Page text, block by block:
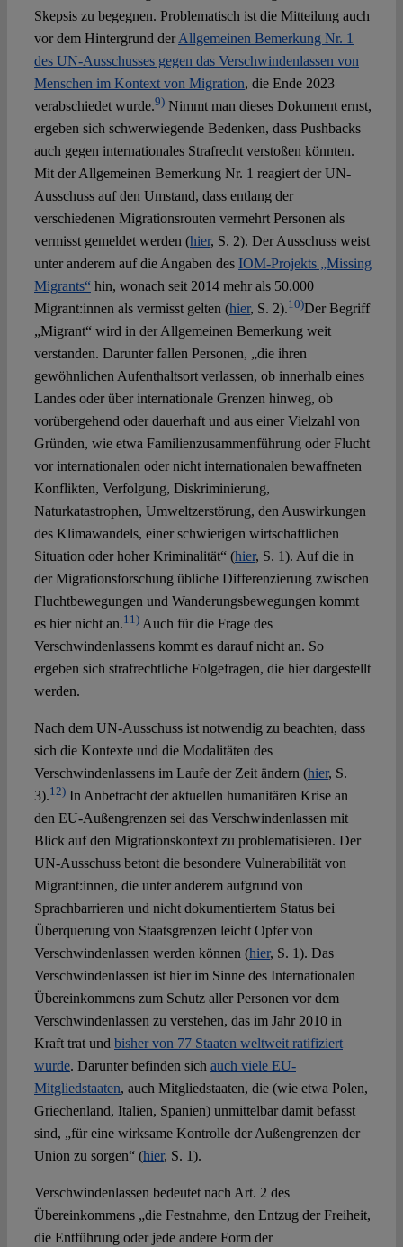
Skepsis zu begegnen. Problematisch ist die Mitteilung auch
vor dem Hintergrund derAllgemeinen Bemerkung Nr. 1
des UN-Ausschusses gegen das Verschwindenlassen von
Menschen im Kontext von Migration, die Ende 2023
verabschiedet wurde.9)Nimmt man dieses Dokument ernst,
ergeben sich schwerwiegende Bedenken, dass Pushbacks
auch gegen internationales Strafrecht verstoßen könnten.
Mit der Allgemeinen Bemerkung Nr. 1 reagiert der UN-
Ausschuss auf den Umstand, dass entlang der
verschiedenen Migrationsrouten vermehrt Personen als
vermisst gemeldet werden (hier, S. 2). Der Ausschuss weist
unter anderem auf die Angaben des IOM-Projekts „Missing
Migrants“hin, wonach seit 2014 mehr als 50.000
Migrant:innen als vermisst gelten (hier, S. 2).10)Der Begriff
„Migrant“ wird in der Allgemeinen Bemerkung weit
verstanden. Darunter fallen Personen, „die ihren
gewöhnlichen Aufenthaltsort verlassen, ob innerhalb eines
Landes oder über internationale Grenzen hinweg, ob
vorübergehend oder dauerhaft und aus einer Vielzahl von
Gründen, wie etwa Familienzusammenführung oder Flucht
vor internationalen oder nicht internationalen bewaffneten
Konflikten, Verfolgung, Diskriminierung,
Naturkatastrophen, Umweltzerstörung, den Auswirkungen
des Klimawandels, einer schwierigen wirtschaftlichen
Situation oder hoher Kriminalität“ (hier, S. 1). Auf die in
der Migrationsforschung übliche Differenzierung zwischen
Fluchtbewegungen und Wanderungsbewegungen kommt
es hier nicht an.11)Auch für die Frage des
Verschwindenlassens kommt es darauf nicht an. So
ergeben sich strafrechtliche Folgefragen, die hier dargestellt
werden.
Nach dem UN-Ausschuss ist notwendig zu beachten, dass
sich die Kontexte und die Modalitäten des
Verschwindenlassens im Laufe der Zeit ändern (hier, S.
3).12)In Anbetracht der aktuellen humanitären Krise an
den EU-Außengrenzen sei das Verschwindenlassen mit
Blick auf den Migrationskontext zu problematisieren. Der
UN-Ausschuss betont die besondere Vulnerabilität von
Migrant:innen, die unter anderem aufgrund von
Sprachbarrieren und nicht dokumentiertem Status bei
Überquerung von Staatsgrenzen leicht Opfer von
Verschwindenlassen werden können (hier, S. 1). Das
Verschwindenlassen ist hier im Sinne des Internationalen
Übereinkommens zum Schutz aller Personen vor dem
Verschwindenlassen zu verstehen, das im Jahr 2010 in
Kraft trat und bisher von 77 Staaten weltweit ratifiziert
wurde. Darunter befinden sich auch viele EU-
Mitgliedstaaten, auch Mitgliedstaaten, die (wie etwa Polen,
Griechenland, Italien, Spanien) unmittelbar damit befasst
sind, „für eine wirksame Kontrolle der Außengrenzen der
Union zu sorgen“ (hier, S. 1).
Verschwindenlassen bedeutet nach Art. 2 des
Übereinkommens „die Festnahme, den Entzug der Freiheit,
die Entführung oder jede andere Form der